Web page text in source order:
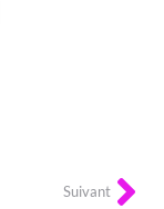
Suivant